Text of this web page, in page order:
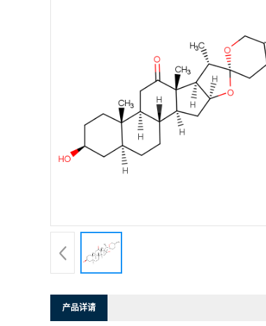
产品详请